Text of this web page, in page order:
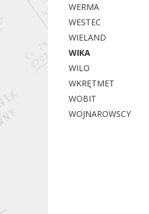
WERMA
WESTEC
WIELAND
WIKA
WILO
WKRĘTMET
WOBIT
WOJNAROWSCY